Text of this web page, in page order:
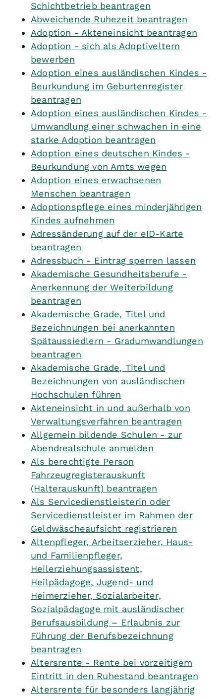
Schichtbetrieb beantragen
Abweichende Ruhezeit beantragen
Adoption - Akteneinsicht beantragen
Adoption - sich als Adoptiveltern
bewerben
Adoption eines ausländischen Kindes -
Beurkundung im Geburtenregister
beantragen
Adoption eines ausländischen Kindes -
Umwandlung einer schwachen in eine
starke Adoption beantragen
Adoption eines deutschen Kindes -
Beurkundung von Amts wegen
Adoption eines erwachsenen
Menschen beantragen
Adoptionspflege eines minderjährigen
Kindes aufnehmen
Adressänderung auf der eID-Karte
beantragen
Adressbuch - Eintrag sperren lassen
Akademische Gesundheitsberufe -
Anerkennung der Weiterbildung
beantragen
Akademische Grade, Titel und
Bezeichnungen bei anerkannten
Spätaussiedlern - Gradumwandlungen
beantragen
Akademische Grade, Titel und
Bezeichnungen von ausländischen
Hochschulen führen
Akteneinsicht in und außerhalb von
Verwaltungsverfahren beantragen
Allgemein bildende Schulen - zur
Abendrealschule anmelden
Als berechtigte Person
Fahrzeugregisterauskunft
(Halterauskunft) beantragen
Als Servicedienstleisterin oder
Servicedienstleister im Rahmen der
Geldwäscheaufsicht registrieren
Altenpfleger, Arbeitserzieher, Haus-
und Familienpfleger,
Heilerziehungsassistent,
Heilpädagoge, Jugend- und
Heimerzieher, Sozialarbeiter,
Sozialpädagoge mit ausländischer
Berufsausbildung – Erlaubnis zur
Führung der Berufsbezeichnung
beantragen
Altersrente - Rente bei vorzeitigem
Eintritt in den Ruhestand beantragen
Altersrente für besonders langjährig